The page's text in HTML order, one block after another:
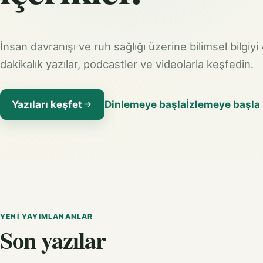
İnsan davranışı ve ruh sağlığı üzerine bilimsel bilgiyi
dakikalık yazılar, podcastler ve videolarla keşfedin.
Yazıları keşfet Dinlemeye başlaİzlemeye başla
YENI YAYIMLANANLAR
Son yazılar